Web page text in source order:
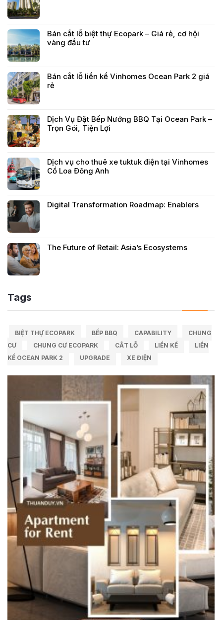
Bán cắt lỗ biệt thự Ecopark – Giá rẻ, cơ hội
vàng đầu tư
Bán cắt lỗ liền kề Vinhomes Ocean Park 2 giá
rẻ
Dịch Vụ Đặt Bếp Nướng BBQ Tại Ocean Park –
Trọn Gói, Tiện Lợi
Dịch vụ cho thuê xe tuktuk điện tại Vinhomes
Cổ Loa Đông Anh
Digital Transformation Roadmap: Enablers
The Future of Retail: Asia’s Ecosystems
Tags
BIỆT THỰ ECOPARK BẾP BBQ CAPABILITY
CHUNG
CƯ
CHUNG CƯ ECOPARK CẮT LỖ LIỀN KỀ
LIỀN
KỀ OCEAN PARK 2
UPGRADE XE ĐIỆN